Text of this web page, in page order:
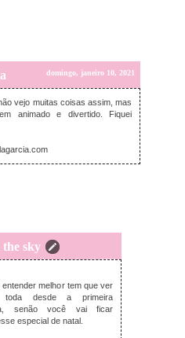
domingo, janeiro 10, 2021
vejo muitas coisas assim, mas
animado e divertido. Fiquei
sky
domingo, janeiro 10, 2021
entender melhor tem que ver
desde a primeira
senão você vai ficar
especial de natal.